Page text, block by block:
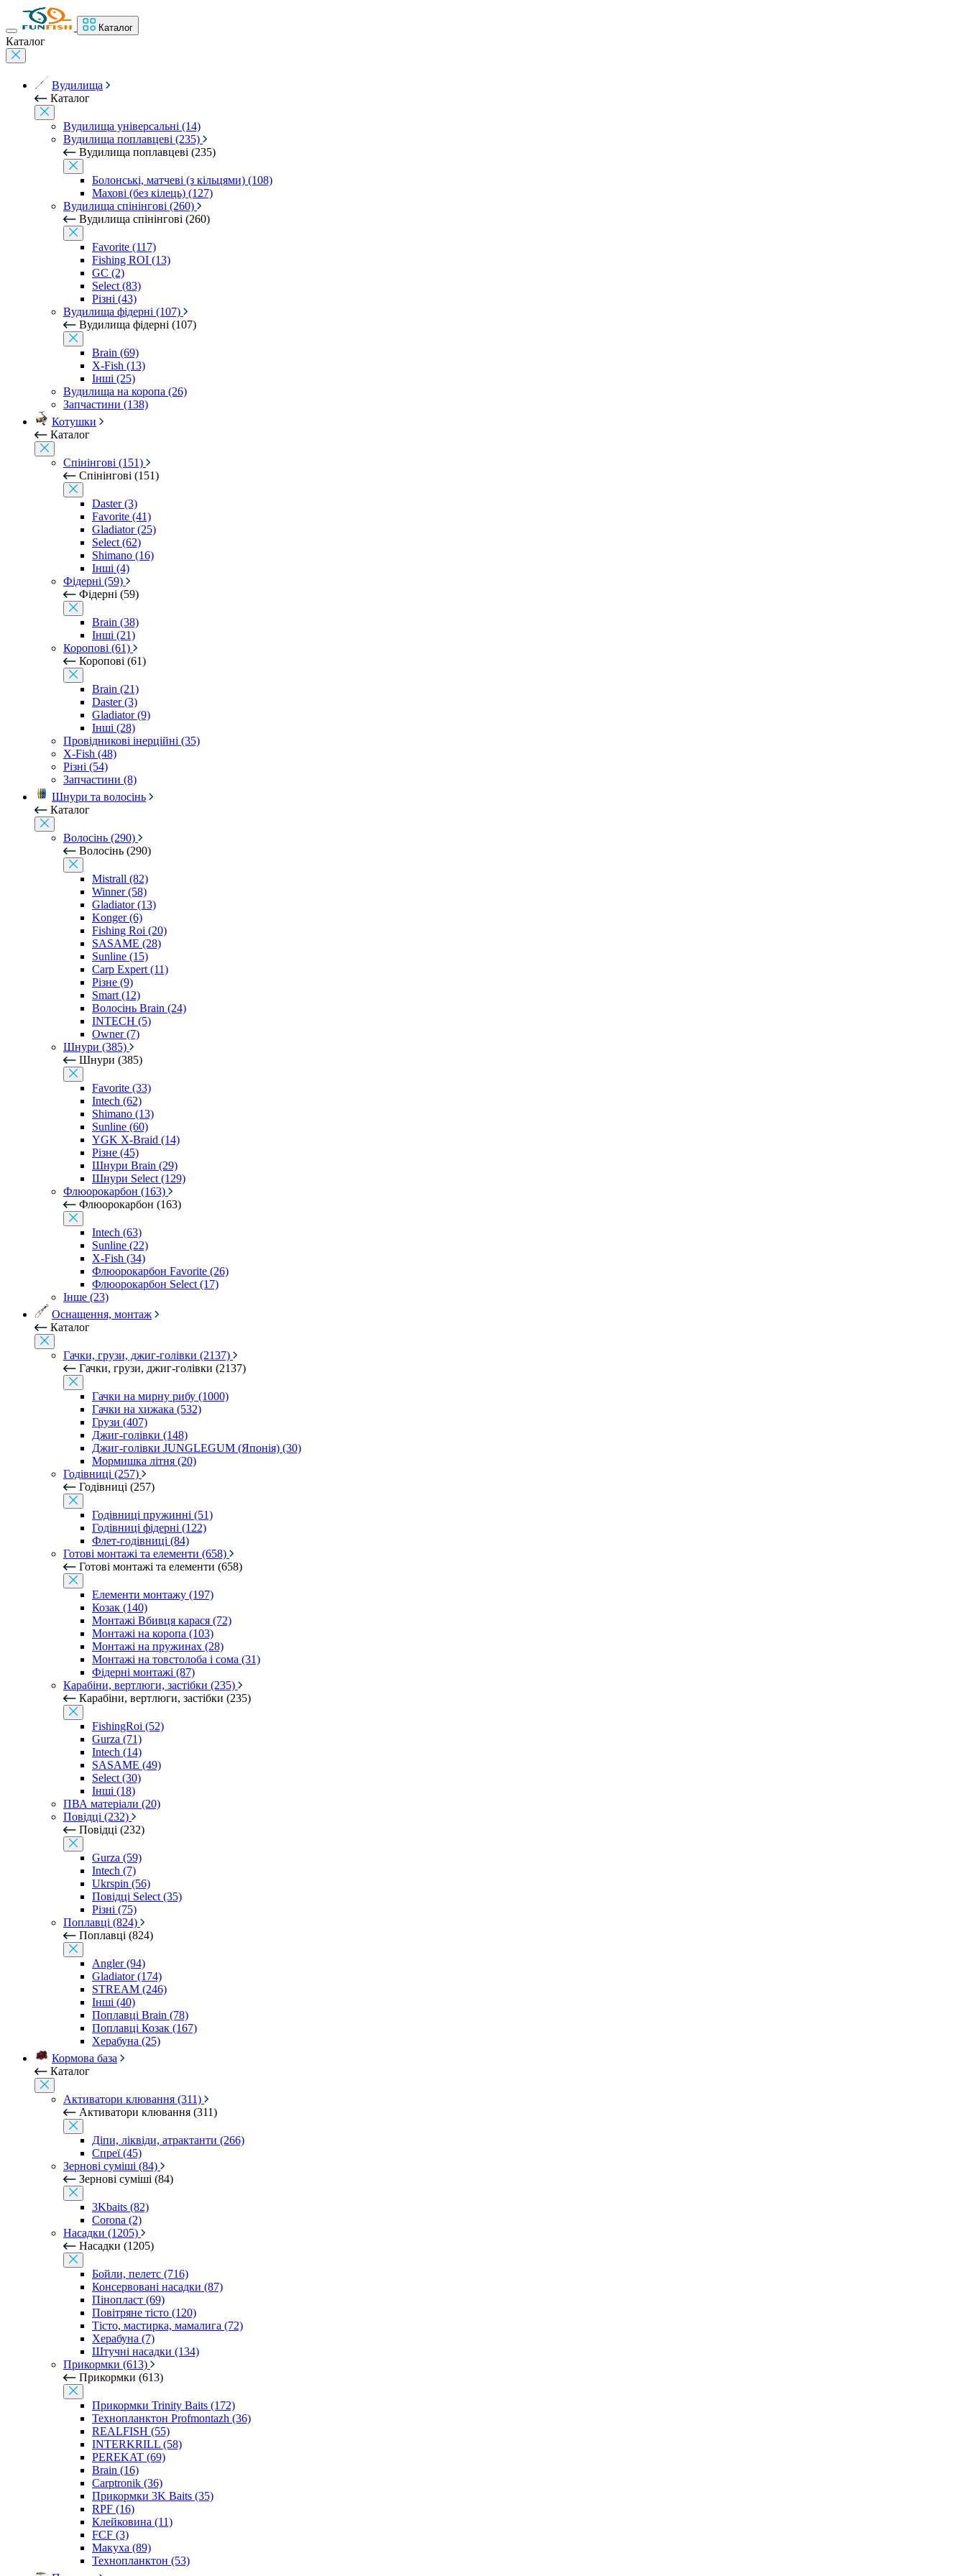
Каталог
Каталог
Вудилища
Каталог
Вудилища універсальні (14)
Вудилища поплавцеві (235)
Вудилища поплавцеві (235)
Болонські, матчеві (з кільцями) (108)
Махові (без кілець) (127)
Вудилища спінінгові (260)
Вудилища спінінгові (260)
Favorite (117)
Fishing ROI (13)
GC (2)
Select (83)
Різні (43)
Вудилища фідерні (107)
Вудилища фідерні (107)
Brain (69)
X-Fish (13)
Інші (25)
Вудилища на коропа (26)
Запчастини (138)
Котушки
Каталог
Спінінгові (151)
Спінінгові (151)
Daster (3)
Favorite (41)
Gladiator (25)
Select (62)
Shimano (16)
Інші (4)
Фідерні (59)
Фідерні (59)
Brain (38)
Інші (21)
Коропові (61)
Коропові (61)
Brain (21)
Daster (3)
Gladiator (9)
Інші (28)
Провідникові інерційні (35)
X-Fish (48)
Різні (54)
Запчастини (8)
Шнури та волосінь
Каталог
Волосінь (290)
Волосінь (290)
Mistrall (82)
Winner (58)
Gladiator (13)
Konger (6)
Fishing Roi (20)
SASAME (28)
Sunline (15)
Carp Expert (11)
Різне (9)
Smart (12)
Волосінь Brain (24)
INTECH (5)
Owner (7)
Шнури (385)
Шнури (385)
Favorite (33)
Intech (62)
Shimano (13)
Sunline (60)
YGK X-Braid (14)
Різне (45)
Шнури Brain (29)
Шнури Select (129)
Флюорокарбон (163)
Флюорокарбон (163)
Intech (63)
Sunline (22)
X-Fish (34)
Флюорокарбон Favorite (26)
Флюорокарбон Select (17)
Інше (23)
Оснащення, монтаж
Каталог
Гачки, грузи, джиг-голівки (2137)
Гачки, грузи, джиг-голівки (2137)
Гачки на мирну рибу (1000)
Гачки на хижака (532)
Грузи (407)
Джиг-голівки (148)
Джиг-голівки JUNGLEGUM (Японія) (30)
Мормишка літня (20)
Годівниці (257)
Годівниці (257)
Годівниці пружинні (51)
Годівниці фідерні (122)
Флет-годівниці (84)
Готові монтажі та елементи (658)
Готові монтажі та елементи (658)
Елементи монтажу (197)
Козак (140)
Монтажі Вбивця карася (72)
Монтажі на коропа (103)
Монтажі на пружинах (28)
Монтажі на товстолоба і сома (31)
Фідерні монтажі (87)
Карабіни, вертлюги, застібки (235)
Карабіни, вертлюги, застібки (235)
FishingRoi (52)
Gurza (71)
Intech (14)
SASAME (49)
Select (30)
Інші (18)
ПВА матеріали (20)
Повідці (232)
Повідці (232)
Gurza (59)
Intech (7)
Ukrspin (56)
Повідці Select (35)
Різні (75)
Поплавці (824)
Поплавці (824)
Angler (94)
Gladiator (174)
STREAM (246)
Інші (40)
Поплавці Brain (78)
Поплавці Козак (167)
Херабуна (25)
Кормова база
Каталог
Активатори клювання (311)
Активатори клювання (311)
Діпи, ліквіди, атрактанти (266)
Спреї (45)
Зернові суміші (84)
Зернові суміші (84)
3Kbaits (82)
Corona (2)
Насадки (1205)
Насадки (1205)
Бойли, пелетс (716)
Консервовані насадки (87)
Пінопласт (69)
Повітряне тісто (120)
Тісто, мастирка, мамалига (72)
Херабуна (7)
Штучні насадки (134)
Прикормки (613)
Прикормки (613)
Прикормки Trinity Baits (172)
Технопланктон Profmontazh (36)
REALFISH (55)
INTERKRILL (58)
PEREKAT (69)
Brain (16)
Carptronik (36)
Прикормки 3K Baits (35)
RPF (16)
Клейковина (11)
FCF (3)
Макуха (89)
Технопланктон (53)